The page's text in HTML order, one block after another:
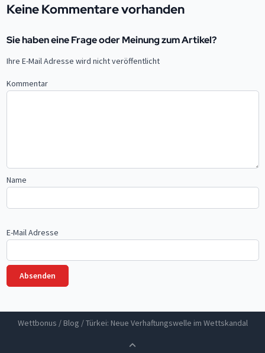
Keine Kommentare vorhanden
Sie haben eine Frage oder Meinung zum Artikel?
Ihre E-Mail Adresse wird nicht veröffentlicht
Kommentar
Name
E-Mail Adresse
Wettbonus / Blog /Türkei: Neue Verhaftungswelle im Wettskandal